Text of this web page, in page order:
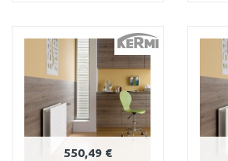
Vergleichen
550,49 €